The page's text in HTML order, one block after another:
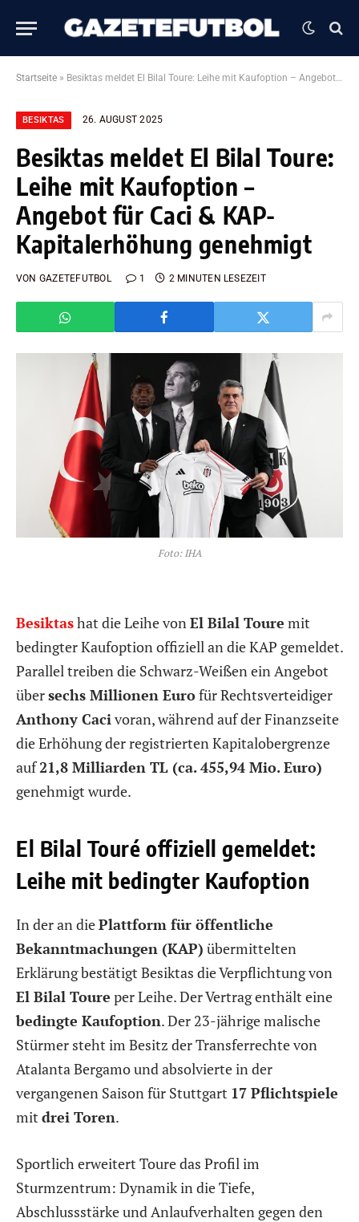
Startseite » Besiktas meldet El Bilal Toure: Leihe mit Kaufoption – Angebot für Caci & KAP-Kapitalerhöhung genehmigt
BESIKTAS 26. AUGUST 2025
Besiktas meldet El Bilal Toure:
Leihe mit Kaufoption –
Angebot für Caci & KAP-
Kapitalerhöhung genehmigt
VON GAZETEFUTBOL 1 2 MINUTEN LESEZEIT
Foto: IHA
Besiktashat die Leihe von El Bilal Toure mit
bedingter Kaufoption offiziell an die KAP gemeldet.
Parallel treiben die Schwarz-Weißen ein Angebot
übersechs Millionen Eurofür Rechtsverteidiger
Anthony Caci voran, während auf der Finanzseite
die Erhöhung der registrierten Kapitalobergrenze
auf21,8 Milliarden TL (ca. 455,94 Mio. Euro)
genehmigt wurde.
El Bilal Touré offiziell gemeldet:
Leihe mit bedingter Kaufoption
In der an diePlattform für öffentliche
Bekanntmachungen (KAP) übermittelten
Erklärung bestätigt Besiktas die Verpflichtung von
El Bilal Toure per Leihe. Der Vertrag enthält eine
bedingte Kaufoption. Der 23-jährige malische
Stürmer steht im Besitz der Transferrechte von
Atalanta Bergamo und absolvierte in der
vergangenen Saison für Stuttgart 17 Pflichtspiele
mit drei Toren.
Sportlich erweitert Toure das Profil im
Sturmzentrum: Dynamik in die Tiefe,
Abschlussstärke und Anlaufverhalten gegen den